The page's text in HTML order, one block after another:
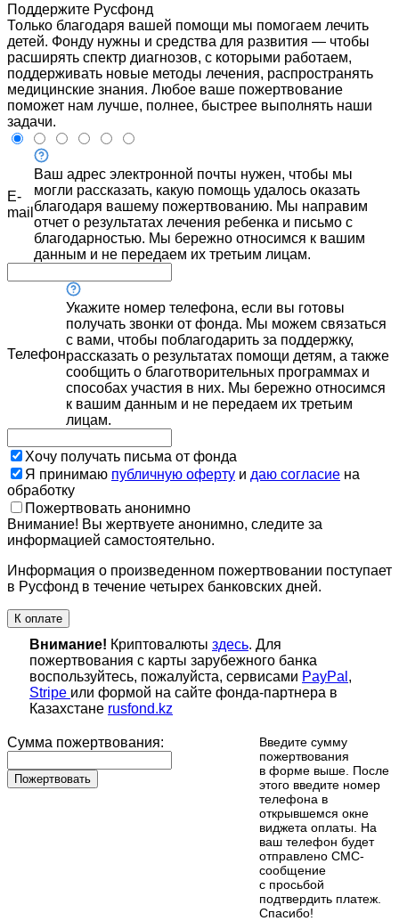
Поддержите Русфонд
Только благодаря вашей помощи мы помогаем лечить
детей. Фонду нужны и средства для развития — чтобы
расширять спектр диагнозов, с которыми работаем,
поддерживать новые методы лечения, распространять
медицинские знания. Любое ваше пожертвование
поможет нам лучше, полнее, быстрее выполнять наши
задачи.
E-
mail
Ваш адрес электронной почты нужен, чтобы мы
могли рассказать, какую помощь удалось оказать
благодаря вашему пожертвованию. Мы направим
отчет о результатах лечения ребенка и письмо с
благодарностью. Мы бережно относимся к вашим
данным и не передаем их третьим лицам.
Телефон
Укажите номер телефона, если вы готовы
получать звонки от фонда. Мы можем связаться
с вами, чтобы поблагодарить за поддержку,
рассказать о результатах помощи детям, а также
сообщить о благотворительных программах и
способах участия в них. Мы бережно относимся
к вашим данным и не передаем их третьим
лицам.
Хочу получать письма от фонда
Я принимаю публичную оферту и даю согласие на
обработку
Пожертвовать анонимно
Внимание! Вы жертвуете анонимно, следите за
информацией самостоятельно.
Информация о произведенном пожертвовании поступает
в Русфонд в течение четырех банковских дней.
К оплате
Внимание! Криптовалюты здесь. Для
пожертвования с карты зарубежного банка
воспользуйтесь, пожалуйста, сервисами PayPal ,
Stripe или формой на сайте фонда-партнера в
Казахстане rusfond.kz
Сумма пожертвования:
Пожертвовать
Введите сумму
пожертвования
в форме выше. После
этого введите номер
телефона в
открывшемся окне
виджета оплаты. На
ваш телефон будет
отправлено СМС-
сообщение
с просьбой
подтвердить платеж.
Cпасибо!